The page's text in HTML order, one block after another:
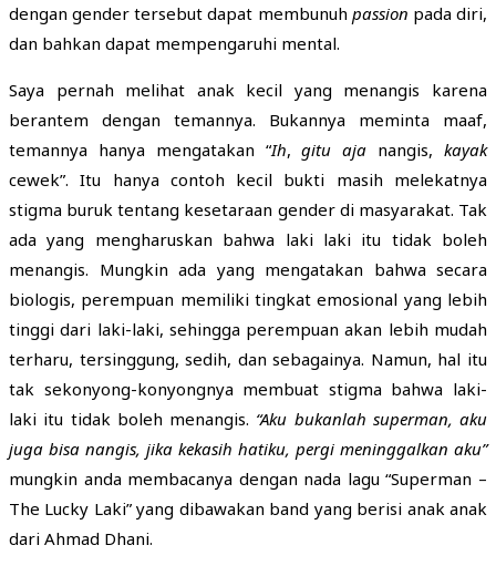
dengan gender tersebut dapat membunuh passion pada diri,
dan bahkan dapat mempengaruhi mental.
Saya pernah melihat anak kecil yang menangis karena
berantem dengan temannya. Bukannya meminta maaf,
temannya hanya mengatakan “Ih,gitu aja nangis,kayak
cewek”. Itu hanya contoh kecil bukti masih melekatnya
stigma buruk tentang kesetaraan gender di masyarakat. Tak
ada yang mengharuskan bahwa laki laki itu tidak boleh
menangis. Mungkin ada yang mengatakan bahwa secara
biologis, perempuan memiliki tingkat emosional yang lebih
tinggi dari laki-laki, sehingga perempuan akan lebih mudah
terharu, tersinggung, sedih, dan sebagainya. Namun, hal itu
tak sekonyong-konyongnya membuat stigma bahwa laki-
laki itu tidak boleh menangis. “Aku bukanlah superman, aku
juga bisa nangis, jika kekasih hatiku, pergi meninggalkan aku”
mungkin anda membacanya dengan nada lagu “Superman –
The Lucky Laki” yang dibawakan band yang berisi anak anak
dari Ahmad Dhani.